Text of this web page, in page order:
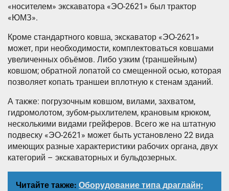
«носителем» экскаватора «ЭО-2621» был трактор
«ЮМЗ».
Кроме стандартного ковша, экскаватор «ЭО-2621»
может, при необходимости, комплектоваться ковшами
увеличенных объёмов. Либо узким (траншейным)
ковшом; обратной лопатой со смещенной осью, которая
позволяет копать траншеи вплотную к стенам зданий.
А также: погрузочным ковшом, вилами, захватом,
гидромолотом, зубом-рыхлителем, крановым крюком,
несколькими видами грейферов. Всего же на штатную
подвеску «ЭО-2621» может быть установлено 22 вида
имеющих разные характеристики рабочих органа, двух
категорий – экскаваторных и бульдозерных.
Читайте также: Оборудование типа драглайн;